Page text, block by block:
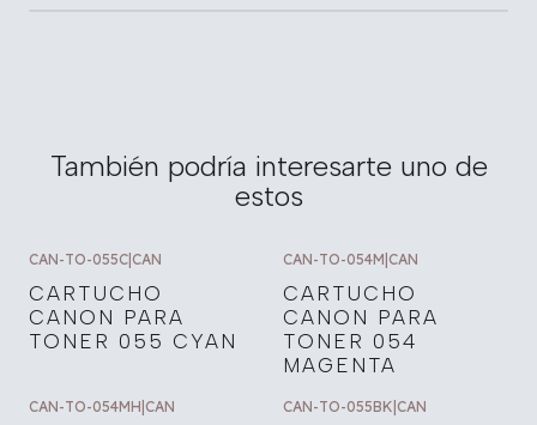
También podría interesarte uno de
estos
CAN-TO-055C CAN
CARTUCHO
CANON PARA
TONER 055 CYAN
CAN-TO-054M CAN
CARTUCHO
CANON PARA
TONER 054
MAGENTA
CAN-TO-054MH|CAN CAN-TO-055BK|CAN